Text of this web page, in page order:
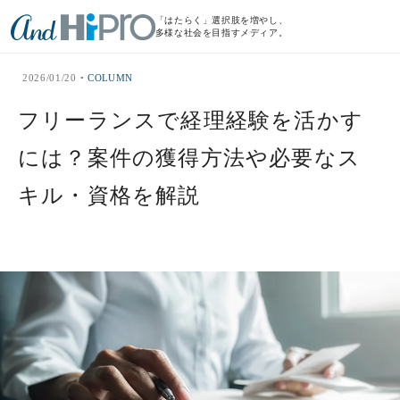
「はたらく」選択肢を増やし、
多様な社会を目指すメディア。
2026/01/20 COLUMN
フリーランスで経理経験を活かす
には？案件の獲得方法や必要なス
キル・資格を解説